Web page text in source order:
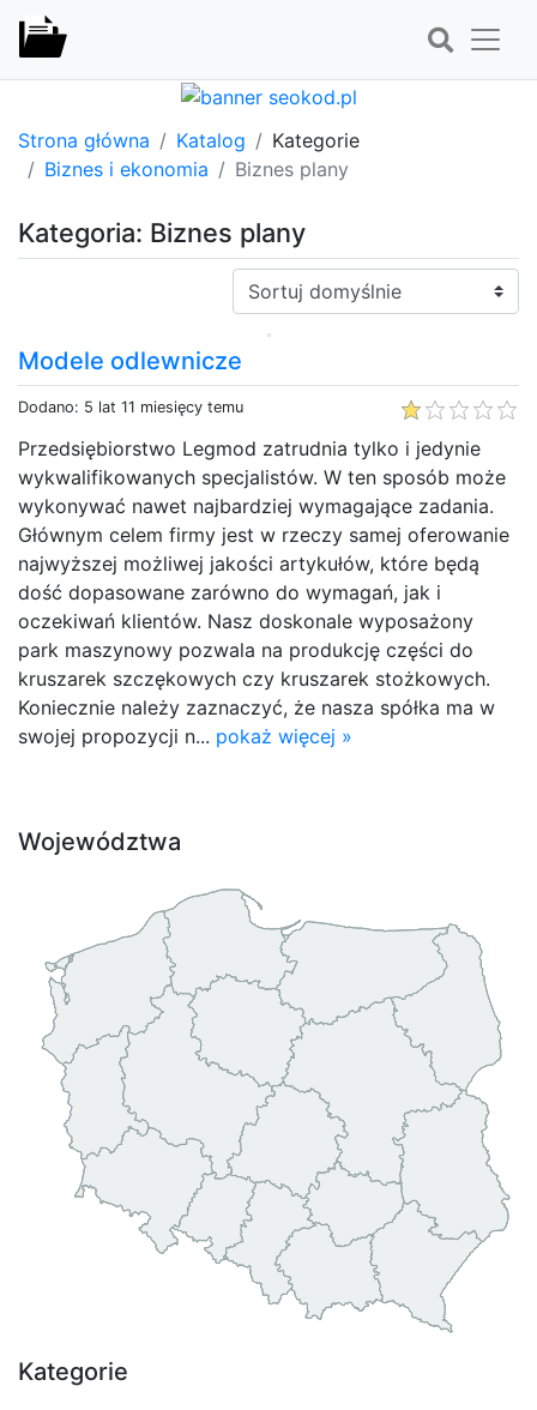
Strona główna Katalog
Kategorie
Biznes i ekonomia
Biznes plany
Kategoria: Biznes plany
Sortuj:
Modele odlewnicze
Dodano: 5 lat 11 miesięcy temu
Przedsiębiorstwo Legmod zatrudnia tylko i jedynie
wykwalifikowanych specjalistów. W ten sposób może
wykonywać nawet najbardziej wymagające zadania.
Głównym celem firmy jest w rzeczy samej oferowanie
najwyższej możliwej jakości artykułów, które będą
dość dopasowane zarówno do wymagań, jak i
oczekiwań klientów. Nasz doskonale wyposażony
park maszynowy pozwala na produkcję części do
kruszarek szczękowych czy kruszarek stożkowych.
Koniecznie należy zaznaczyć, że nasza spółka ma w
swojej propozycji n... pokaż więcej »
Województwa
Kategorie